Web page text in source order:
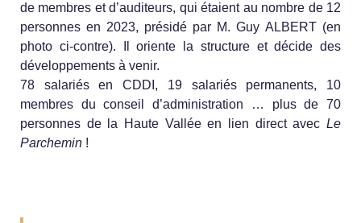
de membres et d’auditeurs, qui étaient au nombre de 12
personnes en 2023, présidé par M. Guy ALBERT (en
photo ci-contre). Il oriente la structure et décide des
développements à venir.
78 salariés en CDDI, 19 salariés permanents, 10
membres du conseil d’administration … plus de 70
personnes de la Haute Vallée en lien direct avec Le
Parchemin !